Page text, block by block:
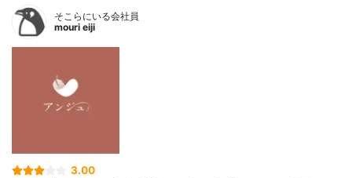
そこらにいる会社員
mouri eiji
3.00